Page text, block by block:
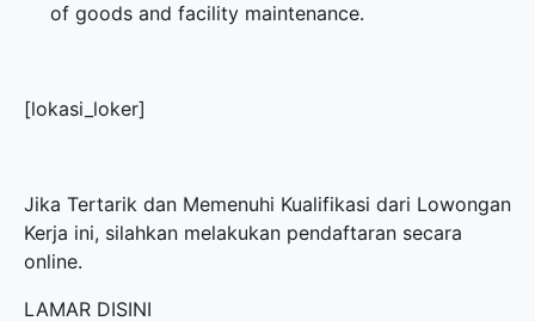
of goods and facility maintenance.
[lokasi_loker]
Jika Tertarik dan Memenuhi Kualifikasi dari Lowongan
Kerja ini, silahkan melakukan pendaftaran secara
online.
LAMAR DISINI